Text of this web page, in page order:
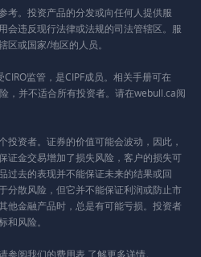
考。投资产品的分发或向任何人提供服
会违反现行法律或法规的司法管辖区。服
区或国家/地区的人员。
监管，是CIPF成员。相关手册可在
，并不适合所有投资者。请在webull.ca阅
投资者。证券的价值可能会波动，因此，
证金交易增加了损失风险，客户的损失可
过去的表现并不能保证未来的结果或回
分散风险，但它并不能保证利润或防止市
他金融产品时，总是有可能亏损。投资者
和风险。
参阅我们的费用表 了解更多详情。